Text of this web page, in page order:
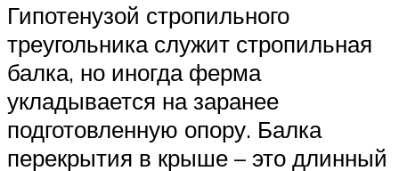
Гипотенузой стропильного
треугольника служит стропильная
балка, но иногда ферма
укладывается на заранее
подготовленную опору. Балка
перекрытия в крыше – это длинный